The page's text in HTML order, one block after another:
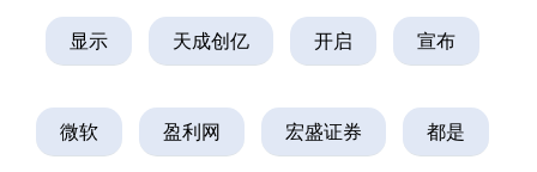
显示 天成创亿 开启 宣布
微软 盈利网 宏盛证券 都是